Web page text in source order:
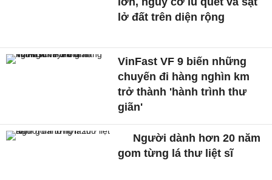
lở đất trên diện rộng
VinFast VF 9 biến những
chuyến đi hàng nghìn km
trở thành 'hành trình thư
giãn'
Người dành hơn 20 năm
gom từng lá thư liệt sĩ